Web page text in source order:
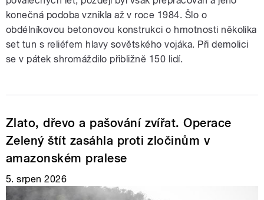
konečná podoba vznikla až v roce 1984. Šlo o
obdélníkovou betonovou konstrukci o hmotnosti několika
set tun s reliéfem hlavy sovětského vojáka. Při demolici
se v pátek shromáždilo přibližně 150 lidí.
Zlato, dřevo a pašování zvířat. Operace
Zelený štít zasáhla proti zločinům v
amazonském pralese
5. srpen 2026